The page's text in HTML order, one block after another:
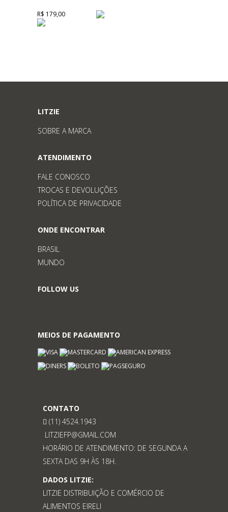
R$ 179,00
LITZIE
SOBRE A MARCA
ATENDIMENTO
FALE CONOSCO
TROCAS E DEVOLUÇÕES
POLÍTICA DE PRIVACIDADE
ONDE ENCONTRAR
BRASIL
MUNDO
FOLLOW US
MEIOS DE PAGAMENTO
CONTATO
(11) 4524.1943
LITZIEFP@GMAIL.COM
HORÁRIO DE ATENDIMENTO: DE SEGUNDA A
SEXTA DAS 9H ÀS 18H.
DADOS LITZIE:
LITZIE DISTRIBUIÇÃO E COMÉRCIO DE
ALIMENTOS EIRELI